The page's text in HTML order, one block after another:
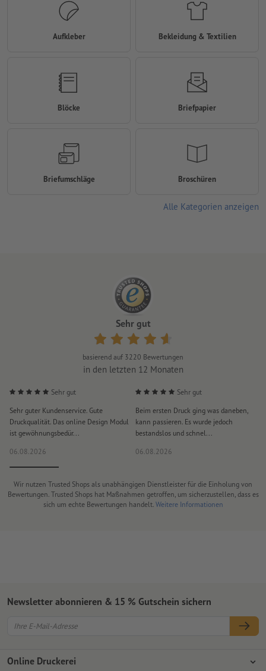
Aufkleber Bekleidung & Textilien
Blöcke Briefpapier
Briefumschläge Broschüren
Alle Kategorien anzeigen
Sehr gut
basierend auf 3220 Bewertungen
in den letzten 12 Monaten
Sehr gut
Sehr guter Kundenservice. Gute
Druckqualität. Das online Design Modul
ist gewöhnungsbedür...
06.08.2026
Sehr gut
Beim ersten Druck ging was daneben,
kann passieren. Es wurde jedoch
bestandslos und schnel...
06.08.2026
Wir nutzen Trusted Shops als unabhängigen Dienstleister für die Einholung von
Bewertungen. Trusted Shops hat Maßnahmen getroffen, um sicherzustellen, dass es
sich um echte Bewertungen handelt. Weitere Informationen
Online Druckerei
Newsletter abonnieren & 15 % Gutschein sichern